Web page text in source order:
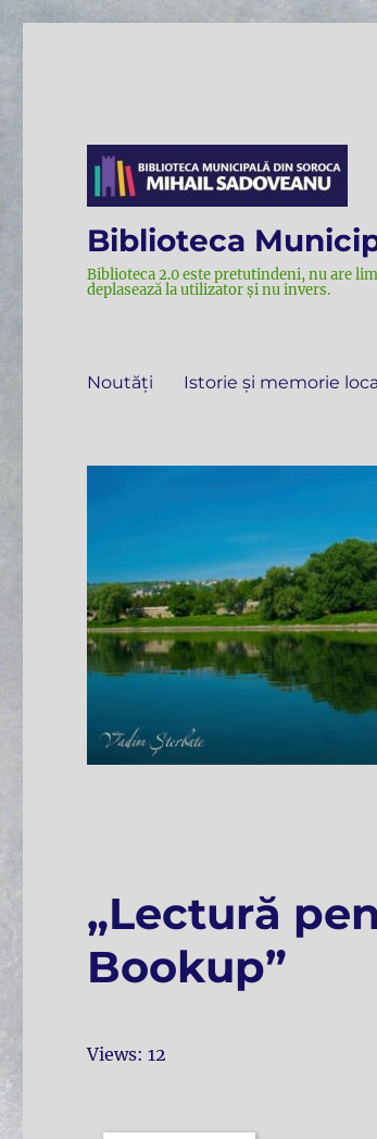
Biblioteca
Biblioteca 2.0 este pretutindeni, nu are
deplasează la utilizator și nu invers.
Noutăți Istorie și memorie
„Lectură
Bookup”
Views: 12